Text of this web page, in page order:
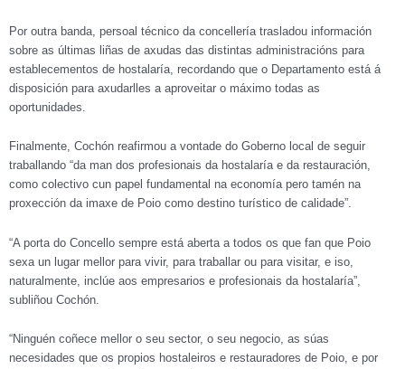
Por outra banda, persoal técnico da concellería trasladou información
sobre as últimas liñas de axudas das distintas administracións para
establecementos de hostalaría, recordando que o Departamento está á
disposición para axudarlles a aproveitar o máximo todas as
oportunidades.
Finalmente, Cochón reafirmou a vontade do Goberno local de seguir
traballando “da man dos profesionais da hostalaría e da restauración,
como colectivo cun papel fundamental na economía pero tamén na
proxección da imaxe de Poio como destino turístico de calidade”.
“A porta do Concello sempre está aberta a todos os que fan que Poio
sexa un lugar mellor para vivir, para traballar ou para visitar, e iso,
naturalmente, inclúe aos empresarios e profesionais da hostalaría”,
subliñou Cochón.
“Ninguén coñece mellor o seu sector, o seu negocio, as súas
necesidades que os propios hostaleiros e restauradores de Poio, e por